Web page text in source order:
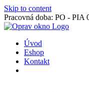
Skip to content
Pracovná doba: PO - PIA
Úvod
Eshop
Kontakt